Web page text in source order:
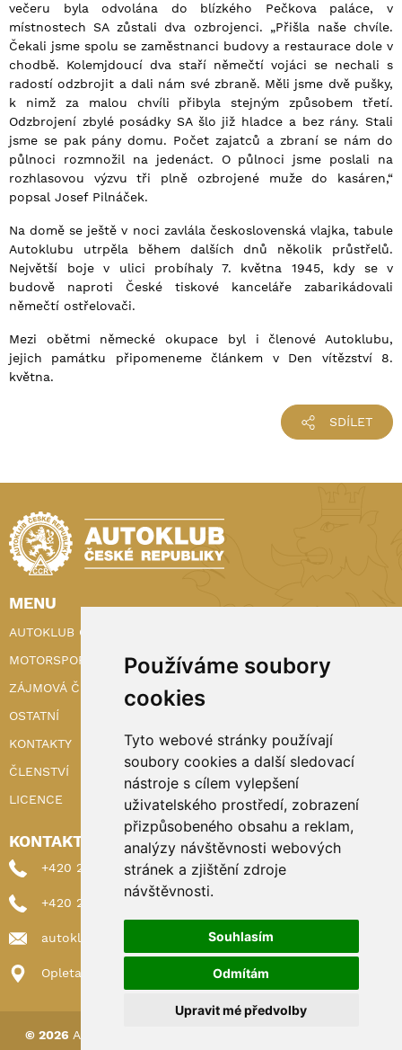
Používáme soubory
cookies
Tyto webové stránky používají
soubory cookies a další sledovací
nástroje s cílem vylepšení
uživatelského prostředí, zobrazení
přizpůsobeného obsahu a reklam,
analýzy návštěvnosti webových
stránek a zjištění zdroje
návštěvnosti.
Souhlasím
Odmítám
Upravit mé předvolby
večeru byla odvolána do blízkého Pečkova paláce, v
místnostech SA zůstali dva ozbrojenci. „Přišla naše chvíle.
Čekali jsme spolu se zaměstnanci budovy a restaurace dole v
chodbě. Kolemjdoucí dva staří němečtí vojáci se nechali s
radostí odzbrojit a dali nám své zbraně. Měli jsme dvě pušky,
k nimž za malou chvíli přibyla stejným způsobem třetí.
Odzbrojení zbylé posádky SA šlo již hladce a bez rány. Stali
jsme se pak pány domu. Počet zajatců a zbraní se nám do
půlnoci rozmnožil na jedenáct. O půlnoci jsme poslali na
rozhlasovou výzvu tři plně ozbrojené muže do kasáren,“
popsal Josef Pilnáček.
Na domě se ještě v noci zavlála československá vlajka, tabule
Autoklubu utrpěla během dalších dnů několik průstřelů.
Největší boje v ulici probíhaly 7. května 1945, kdy se v
budově naproti České tiskové kanceláře zabarikádovali
němečtí ostřelovači.
Mezi obětmi německé okupace byl i členové Autoklubu,
jejich památku připomeneme článkem v Den vítězství 8.
května.
SDÍLET
MENU
AUTOKLUB ČR
MOTORSPORT
ZÁJMOVÁ ČINNOST
OSTATNÍ
KONTAKTY
ČLENSTVÍ
LICENCE
KONTAKTY
+420 222 898 224 (sekretariat)
+420 222 898 221 (členství)
autoklub@autoklub.cz
Opletalova 1337/29, 110 00 Praha 1
© 2026 AUTOKLUB ČESKÉ REPUBLIKY